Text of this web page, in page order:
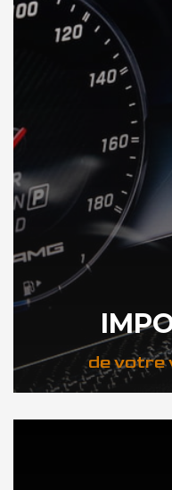
de votre